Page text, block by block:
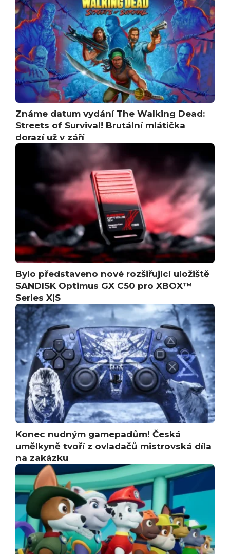
Známe datum vydání The Walking Dead:
Streets of Survival! Brutální mlátička
dorazí už v září
Bylo představeno nové rozšiřující uložiště
SANDISK Optimus GX C50 pro XBOX™
Series X|S
Konec nudným gamepadům! Česká
umělkyně tvoří z ovladačů mistrovská díla
na zakázku